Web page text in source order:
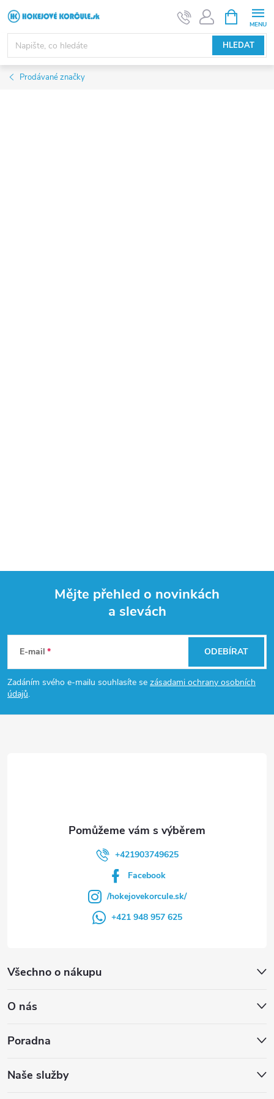
Přejít
na
obsah
HLEDAT
NÁKUPNÍ
KOŠÍK
Prodávané značky
p
a
Mějte přehled o novinkách
a slevách
E-mail
Zadáním svého e-mailu souhlasíte se zásadami ochrany osobních
údajů.
ODEBÍRAT
Všechno o nákupu
O nás
Poradna
Naše služby
+421903749625
Facebook
/hokejovekorcule.sk/
+421 948 957 625